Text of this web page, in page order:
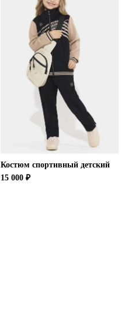
Костюм спортивный детский
15 000 ₽